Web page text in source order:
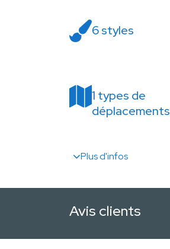
6 styles
1 types de
déplacements
Plus d'infos
Avis clients